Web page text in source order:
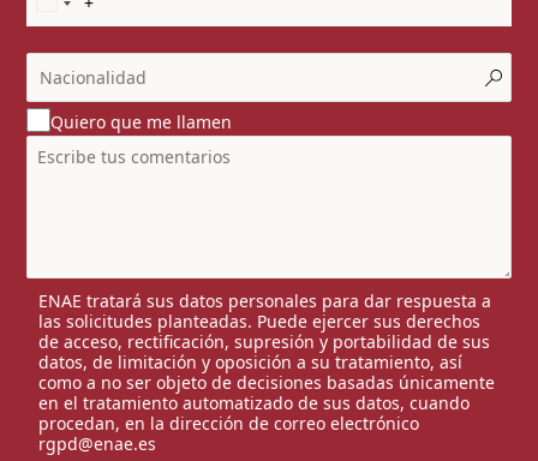
Quiero que me llamen
ENAE tratará sus datos personales para dar respuesta a
las solicitudes planteadas. Puede ejercer sus derechos
de acceso, rectificación, supresión y portabilidad de sus
datos, de limitación y oposición a su tratamiento, así
como a no ser objeto de decisiones basadas únicamente
en el tratamiento automatizado de sus datos, cuando
procedan, en la dirección de correo electrónico
rgpd@enae.es